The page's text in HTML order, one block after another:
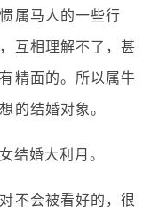
属马人的一些行
互相理解不了，甚
精面的。所以属牛
的结婚对象。
结婚大利月。
不会被看好的，很